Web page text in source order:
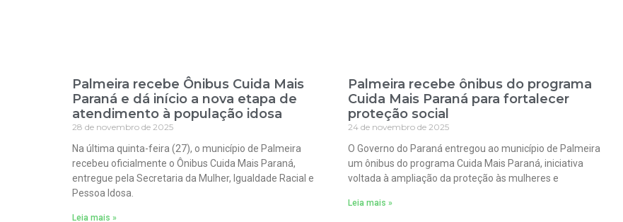
Palmeira recebe Ônibus Cuida Mais
Paraná e dá início a nova etapa de
atendimento à população idosa
28 de novembro de 2025
Na última quinta-feira (27), o município de Palmeira
recebeu oficialmente o Ônibus Cuida Mais Paraná,
entregue pela Secretaria da Mulher, Igualdade Racial e
Pessoa Idosa.
Leia mais »
Palmeira recebe ônibus do programa
Cuida Mais Paraná para fortalecer
proteção social
24 de novembro de 2025
O Governo do Paraná entregou ao município de Palmeira
um ônibus do programa Cuida Mais Paraná, iniciativa
voltada à ampliação da proteção às mulheres e
Leia mais »